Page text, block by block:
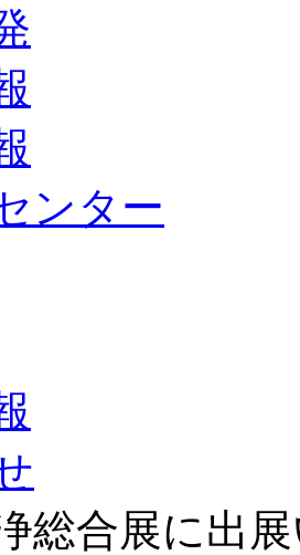
ンター
総合展に出